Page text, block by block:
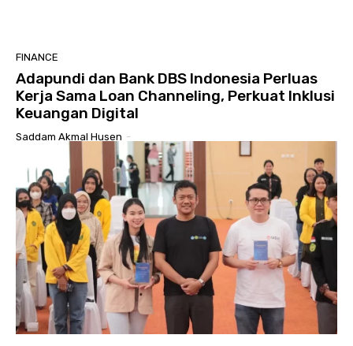
FINANCE
Adapundi dan Bank DBS Indonesia Perluas
Kerja Sama Loan Channeling, Perkuat Inklusi
Keuangan Digital
Saddam Akmal Husen -